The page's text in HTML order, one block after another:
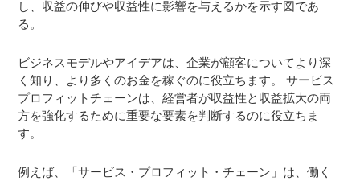
し、収益の伸びや収益性に影響を与えるかを示す図であ
る。
ビジネスモデルやアイデアは、企業が顧客についてより深
く知り、より多くのお金を稼ぐのに役立ちます。 サービス
プロフィットチェーンは、経営者が収益性と収益拡大の両
方を強化するために重要な要素を判断するのに役立ちま
す。
例えば、「サービス・プロフィット・チェーン」は、働く